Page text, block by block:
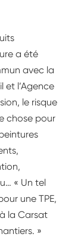
a été
avec la
et l’Agence
le risque
chose pour
« Un tel
une TPE,
la Carsat
»